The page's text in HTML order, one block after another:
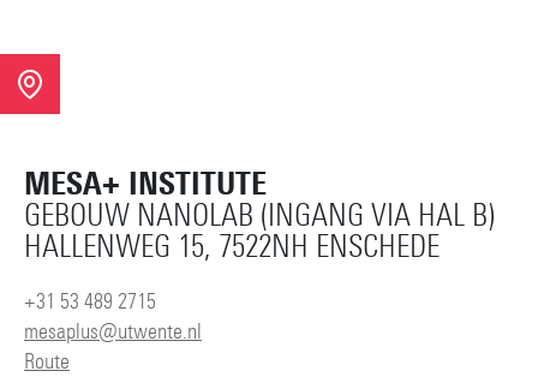
MESA+ INSTITUTE
GEBOUW NANOLAB (INGANG VIA HAL B)
HALLENWEG 15, 7522NH ENSCHEDE
+31 53 489 2715
mesaplus@utwente.nl
Route